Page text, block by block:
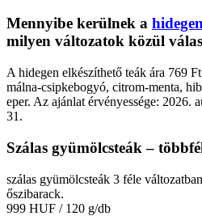
Mennyibe kerülnek a
milyen változatok közül
A hidegen elkészíthető teák ára 769
málna-csipkebogyó, citrom-menta,
eper. Az ajánlat érvényessége: 2026.
31.
Szálas gyümölcsteák –
szálas gyümölcsteák 3 féle
őszibarack.
999 HUF / 120 g/db